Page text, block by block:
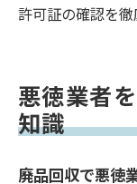
許可証の確認を徹
悪徳業者
知識
廃品回収で悪徳